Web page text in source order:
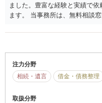
ました。豊富な経験と実績で
ます。 当事務所は、無料相談
ので、遠方の方でも安心して
力させていただきます。 「他
弁護士費用が払えない」「費
は、まずはお気軽に無料相談を
注力分野
相続・遺言
借金・債務整理
取扱分野